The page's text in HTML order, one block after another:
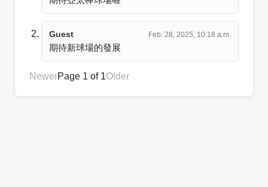
Guest Feb. 28, 2025, 10:18 a.m.
期待新球場的發展
NewerPage 1 of 1Older